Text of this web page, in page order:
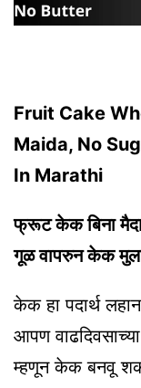
Fruit Cake
Maida, No
In Marathi
फ्रूट केक बिना
गूळ वापरुन केक
केक हा पदार्थ
आपण
म्हणून केक बनवू